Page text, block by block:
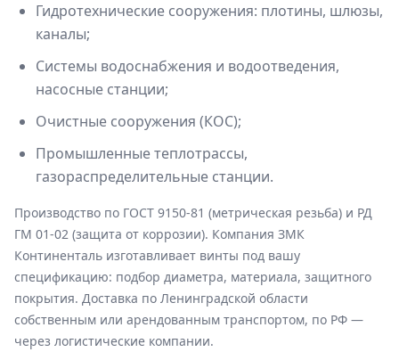
Гидротехнические сооружения: плотины, шлюзы,
каналы;
Системы водоснабжения и водоотведения,
насосные станции;
Очистные сооружения (КОС);
Промышленные теплотрассы,
газораспределительные станции.
Производство по ГОСТ 9150-81 (метрическая резьба) и РД
ГМ 01-02 (защита от коррозии). Компания ЗМК
Континенталь изготавливает винты под вашу
спецификацию: подбор диаметра, материала, защитного
покрытия. Доставка по Ленинградской области
собственным или арендованным транспортом, по РФ —
через логистические компании.